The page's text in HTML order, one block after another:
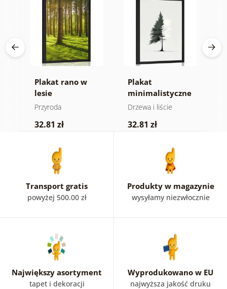
Plakat rano w
lesie
Przyroda
32.81 zł
Plakat
minimalistyczne
drzewo iglaste
Drzewa i liście
32.81 zł
Transport gratis
powyżej 500.00 zł
Produkty w magazynie
wysyłamy niezwłocznie
Największy asortyment
tapet i dekoracji
Wyprodukowano w EU
najwyższa jakość druku